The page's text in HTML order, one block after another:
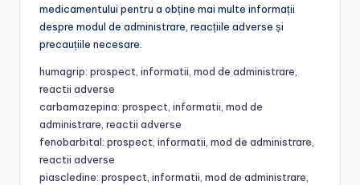
medicamentului pentru a obține mai multe informații
despre modul de administrare, reacțiile adverse și
precauțiile necesare.
humagrip: prospect, informatii, mod de administrare,
reactii adverse
carbamazepina: prospect, informatii, mod de
administrare, reactii adverse
fenobarbital: prospect, informatii, mod de administrare,
reactii adverse
piascledine: prospect, informatii, mod de administrare,